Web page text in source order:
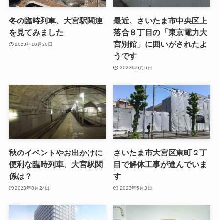
冬の臨時列車、大宮駅関連
を見てみました
2023年10月20日
最近、さいたま市中央区上
落合８丁目の「東京電力大
宮別館」に囲いがされたよ
うです
2023年6月6日
秋のイベントやお出かけに
便利な臨時列車、大宮駅関
係は？
2023年8月24日
さいたま市大宮区東町２丁
目で解体工事が進んでいま
す
2023年5月3日